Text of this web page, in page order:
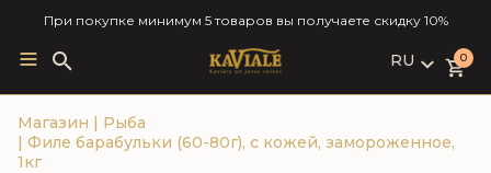
При покупке минимум 5 товаров вы получаете скидку 10%
Search
for:
RU
LV
0
Магазин | Рыба
| Филе барабульки (60-80г), с кожей, замороженное,
1кг